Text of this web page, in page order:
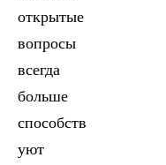
открытые
вопросы
всегда
больше
способств
уют